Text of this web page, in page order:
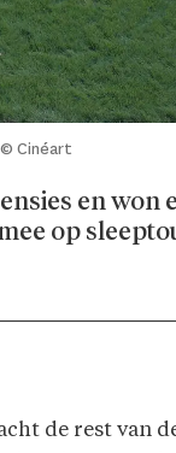
© Cinéart
en won
op
de rest van